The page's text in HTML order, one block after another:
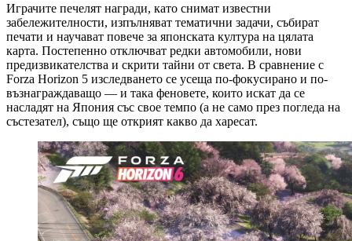
Играчите печелят награди, като снимат известни
забележителности, изпълняват тематични задачи, събират
печати и научават повече за японската култура на цялата
карта. Постепенно отключват редки автомобили, нови
предизвикателства и скрити тайни от света. В сравнение с
Forza Horizon 5 изследването се усеща по-фокусирано и по-
възнаграждаващо — и така феновете, които искат да се
насладят на Япония със свое темпо (а не само през погледа на
състезател), също ще открият какво да харесат.